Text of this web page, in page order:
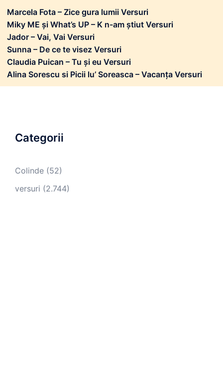
Marcela Fota – Zice gura lumii Versuri
Miky ME și What’s UP – K n-am știut Versuri
Jador – Vai, Vai Versuri
Sunna – De ce te visez Versuri
Claudia Puican – Tu și eu Versuri
Alina Sorescu si Picii lu’ Soreasca – Vacanța Versuri
Categorii
Colinde (52)
versuri (2.744)